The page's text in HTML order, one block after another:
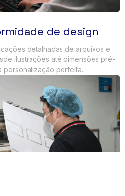
de design
detalhadas de arquivos e
ilustrações até dimensões pré-
personalização perfeita.